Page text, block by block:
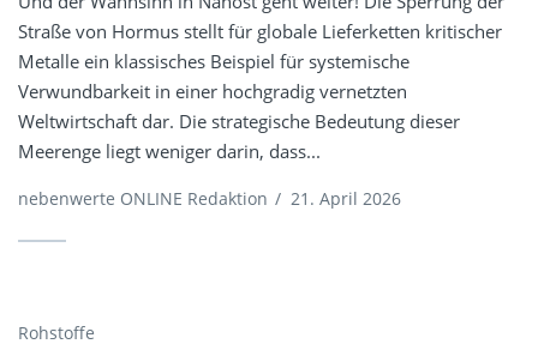
Straße von Hormus stellt für globale Lieferketten kritischer
Metalle ein klassisches Beispiel für systemische
Verwundbarkeit in einer hochgradig vernetzten
Weltwirtschaft dar. Die strategische Bedeutung dieser
Meerenge liegt weniger darin, dass...
nebenwerte ONLINE Redaktion / 21. April 2026
Rohstoffe